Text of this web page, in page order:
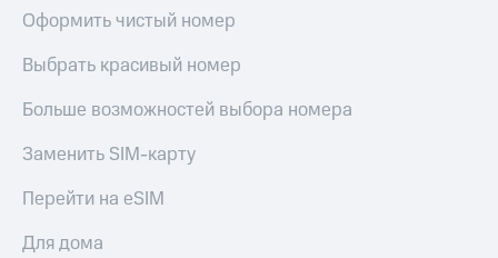
Оформить чистый номер
Выбрать красивый номер
Больше возможностей выбора номера
Заменить SIM-карту
Перейти на eSIM
Для дома